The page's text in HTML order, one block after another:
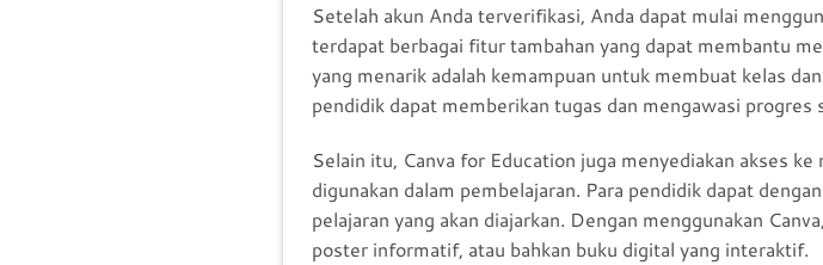
Setelah akun Anda terverifikasi, Anda dapat mulai
terdapat berbagai fitur tambahan yang dapat membantu
yang menarik adalah kemampuan untuk membuat kelas
pendidik dapat memberikan tugas dan mengawasi progres
Selain itu, Canva for Education juga menyediakan akses
digunakan dalam pembelajaran. Para pendidik dapat
pelajaran yang akan diajarkan. Dengan menggunakan
poster informatif, atau bahkan buku digital yang interaktif.